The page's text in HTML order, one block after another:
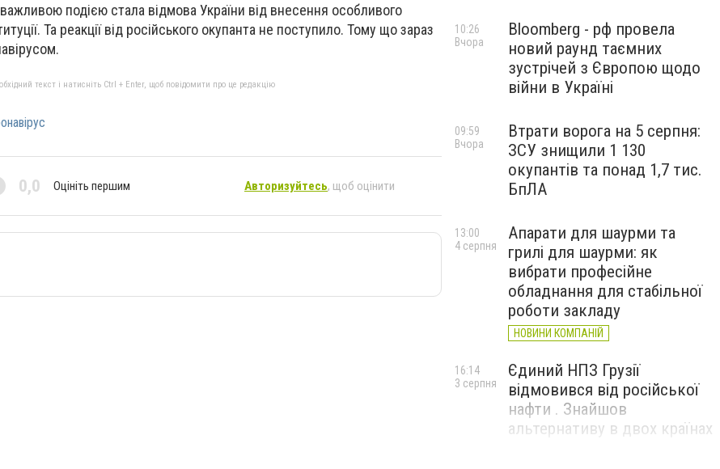
подією стала відмова України від внесення особливого
Та реакції від російського окупанта не поступило. Тому що зараз
текст і натисніть Ctrl + Enter, щоб повідомити про це редакцію
0,0 Оцініть першим Авторизуйтесь, щоб оцінити
Bloomberg - рф провела
новий раунд таємних
зустрічей з Європою щодо
війни в Україні
10:26
Вчора
Втрати ворога на 5 серпня:
ЗСУ знищили 1 130
окупантів та понад 1,7 тис.
БпЛА
09:59
Вчора
Апарати для шаурми та
грилі для шаурми: як
вибрати професійне
обладнання для стабільної
роботи закладу
НОВИНИ КОМПАНІЙ
13:00
4 серпня
Єдиний НПЗ Грузії
відмовився від російської
нафти . Знайшов
альтернативу в двох країнах
16:14
3 серпня